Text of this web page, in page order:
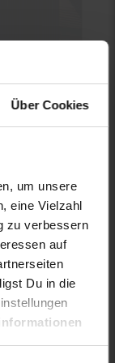
Über Cookies
um unsere
eine Vielzahl
zu verbessern
auf
Du in die
Damen